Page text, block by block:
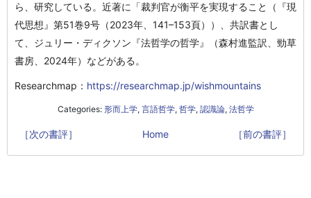
ら、研究している。近著に「裁判官が衡平を実現すること（『現
代思想』第51巻9号（2023年、141–153頁））、共訳書とし
て、ジュリー・ディクソン『法哲学の哲学』（森村進監訳、勁草
書房、2024年）などがある。
Researchmap： https://researchmap.jp/wishmountains
Categories: 形而上学, 言語哲学, 哲学, 認識論, 法哲学
［次の書評］ ［前の書評］
Home